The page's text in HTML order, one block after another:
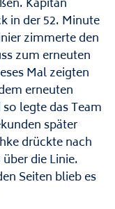
Kapitän
in der 52. Minute
zimmerte den
zum erneuten
Mal zeigten
erneuten
legte das Team
später
drückte nach
die Linie.
Seiten blieb es